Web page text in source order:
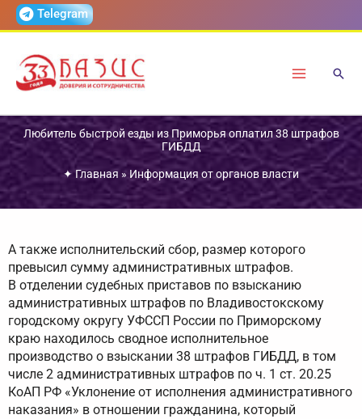
ПерейтиTelegram
Любитель быстрой езды из Приморья оплатил 38 штрафов
ГИБДД
✦ Главная » Информация от органов власти
А также исполнительский сбор, размер которого
превысил сумму административных штрафов.
В отделении судебных приставов по взысканию
административных штрафов по Владивостокскому
городскому округу УФССП России по Приморскому
краю находилось сводное исполнительное
производство о взыскании 38 штрафов ГИБДД, в том
числе 2 административных штрафов по ч. 1 ст. 20.25
КоАП РФ «Уклонение от исполнения административного
наказания» в отношении гражданина, который